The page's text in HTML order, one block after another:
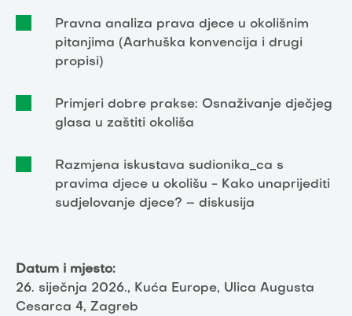
Pravna analiza prava djece u okolišnim
pitanjima (Aarhuška konvencija i drugi
propisi)
Primjeri dobre prakse: Osnaživanje dječjeg
glasa u zaštiti okoliša
Razmjena iskustava sudionika_ca s
pravima djece u okolišu - Kako unaprijediti
sudjelovanje djece? – diskusija
Datum i mjesto:
26. siječnja 2026., Kuća Europe, Ulica Augusta
Cesarca 4, Zagreb